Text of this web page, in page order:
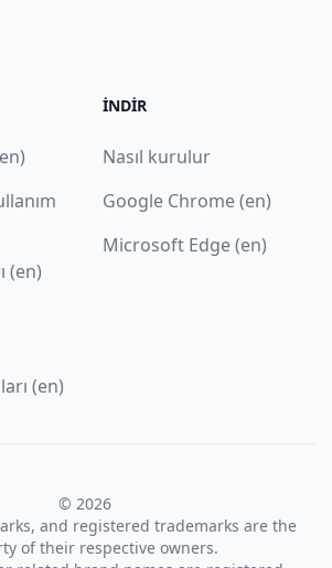
(en)
(en)
İNDIR
Nasıl kurulur
Google Chrome (en)
Microsoft Edge (en)
© 2026
and registered trademarks are the
of their respective owners.